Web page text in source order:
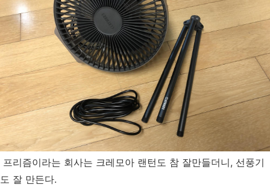
프리즘이라는 회사는 크레모아 랜턴도 참 잘만들더니, 선풍기
도 잘 만든다.